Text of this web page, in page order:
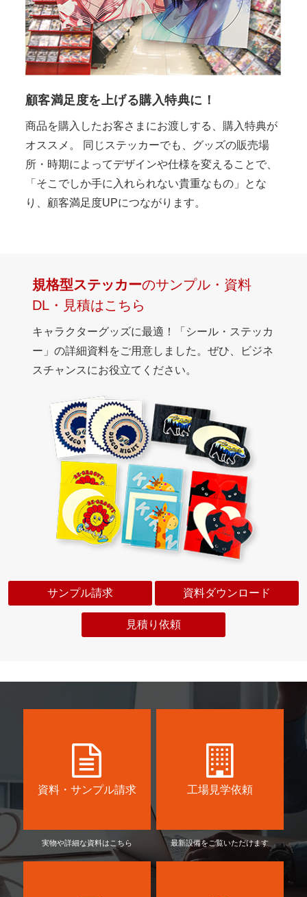
顧客満足度を上げる購入特典に！
商品を購入したお客さまにお渡しする、購入特典が
オススメ。 同じステッカーでも、グッズの販売場
所・時期によってデザインや仕様を変えることで、
「そこでしか手に入れられない貴重なもの」とな
り、顧客満足度UPにつながります。
規格型ステッカーのサンプル・資料
DL・見積はこちら
キャラクターグッズに最適！「シール・ステッカ
ー」の詳細資料をご用意しました。ぜひ、ビジネ
スチャンスにお役立てください。
サンプル請求 資料ダウンロード
見積り依頼
資料・サンプル請求
実物や詳細な資料はこちら
工場見学依頼
最新設備をご覧いただけます